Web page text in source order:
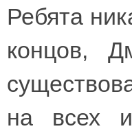
Ребята
концов,
на всех